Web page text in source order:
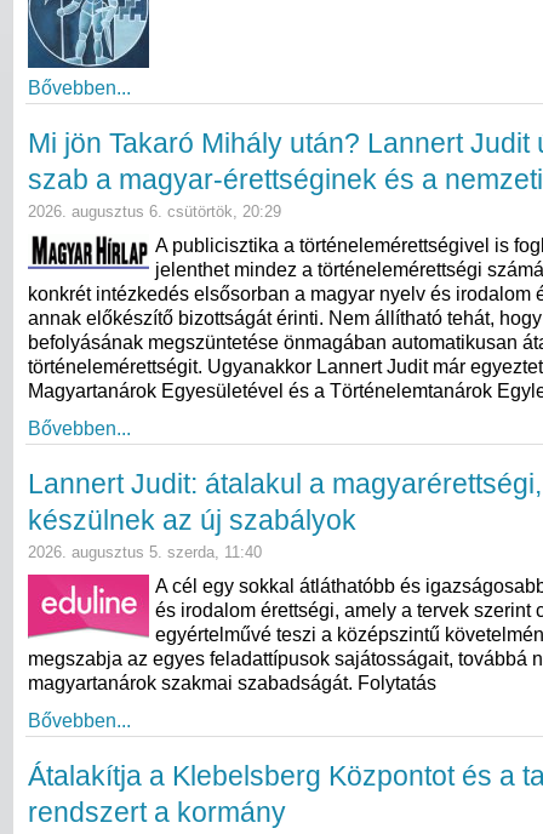
Bővebben...
Mi jön Takaró Mihály után? Lannert Judit
szab a magyar-érettséginek és a
2026. augusztus 6. csütörtök, 20:29
A publicisztika a történelemérettségivel is
jelenthet mindez a történelemérettségi
konkrét intézkedés elsősorban a magyar nyelv és irodalom
annak előkészítő bizottságát érinti. Nem állítható tehát,
befolyásának megszüntetése önmagában automatikusan
történelemérettségit. Ugyanakkor Lannert Judit már
Magyartanárok Egyesületével és a Történelemtanárok
Bővebben...
Lannert Judit: átalakul a
készülnek az új szabályok
2026. augusztus 5. szerda, 11:40
A cél egy sokkal átláthatóbb és
és irodalom érettségi, amely a tervek szerint
egyértelművé teszi a középszintű
megszabja az egyes feladattípusok sajátosságait, továbbá
magyartanárok szakmai szabadságát. Folytatás
Bővebben...
Átalakítja a Klebelsberg Központot és a
rendszert a kormány